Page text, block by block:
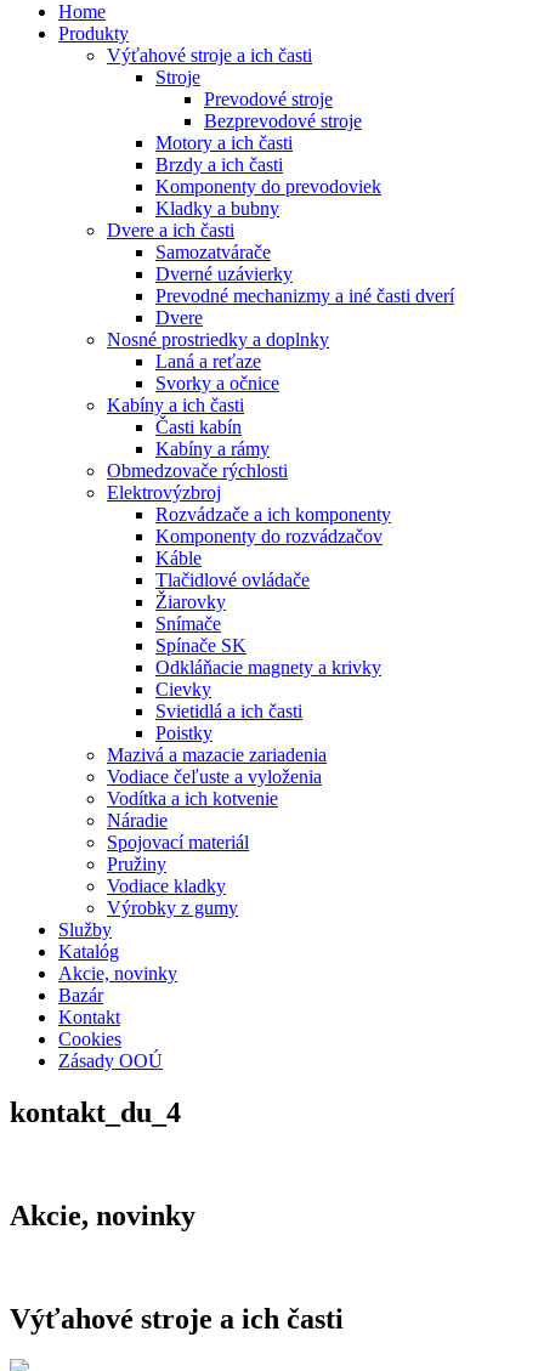
Home
Produkty
Výťahové stroje a ich časti
Stroje
Prevodové stroje
Bezprevodové stroje
Motory a ich časti
Brzdy a ich časti
Komponenty do prevodoviek
Kladky a bubny
Dvere a ich časti
Samozatvárače
Dverné uzávierky
Prevodné mechanizmy a iné časti dverí
Dvere
Nosné prostriedky a doplnky
Laná a reťaze
Svorky a očnice
Kabíny a ich časti
Časti kabín
Kabíny a rámy
Obmedzovače rýchlosti
Elektrovýzbroj
Rozvádzače a ich komponenty
Komponenty do rozvádzačov
Káble
Tlačidlové ovládače
Žiarovky
Snímače
Spínače SK
Odkláňacie magnety a krivky
Cievky
Svietidlá a ich časti
Poistky
Mazivá a mazacie zariadenia
Vodiace čeľuste a vyloženia
Vodítka a ich kotvenie
Náradie
Spojovací materiál
Pružiny
Vodiace kladky
Výrobky z gumy
Služby
Katalóg
Akcie, novinky
Bazár
Kontakt
Cookies
Zásady OOÚ
kontakt_du_4
Akcie, novinky
Výťahové stroje a ich časti